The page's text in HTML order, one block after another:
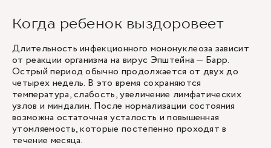
Когда ребенок выздоровеет
Длительность инфекционного мононуклеоза зависит
от реакции организма на вирус Эпштейна — Барр.
Острый период обычно продолжается от двух до
четырех недель. В это время сохраняются
температура, слабость, увеличение лимфатических
узлов и миндалин. После нормализации состояния
возможна остаточная усталость и повышенная
утомляемость, которые постепенно проходят в
течение месяца.